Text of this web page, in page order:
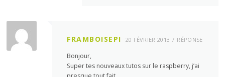
FRAMBOISEPI 20 FÉVRIER 2013 RÉPONSE
Bonjour,
Super tes nouveaux tutos sur le raspberry, j’ai